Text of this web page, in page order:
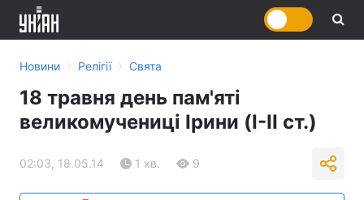
Новини › Релігії › Свята
18 травня день пам'яті
великомучениці Ірини (I-II ст.)
02:03, 18.05.14 1 хв. 9